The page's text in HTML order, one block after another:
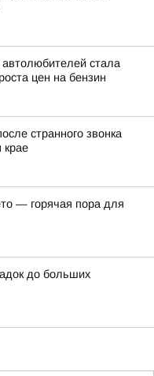
стала
цен на бензин
странного звонка
крае
— горячая пора для
до больших